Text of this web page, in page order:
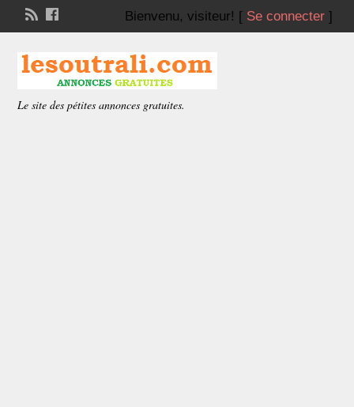
Bienvenu, visiteur! [ Se connecter]
Le site des pétites annonces gratuites.